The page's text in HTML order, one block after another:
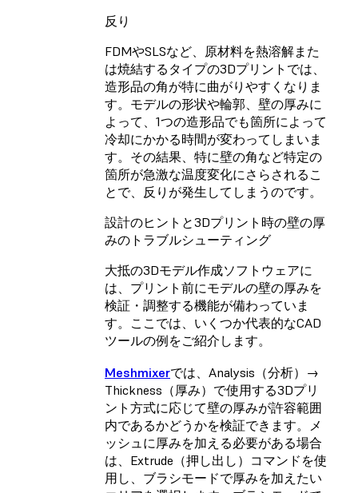
反り
FDMやSLSなど、原材料を熱溶解また
は焼結するタイプの3Dプリントでは、
造形品の角が特に曲がりやすくなりま
す。モデルの形状や輪郭、壁の厚みに
よって、1つの造形品でも箇所によって
冷却にかかる時間が変わってしまいま
す。その結果、特に壁の角など特定の
箇所が急激な温度変化にさらされるこ
とで、反りが発生してしまうのです。
設計のヒントと3Dプリント時の壁の厚
みのトラブルシューティング
大抵の3Dモデル作成ソフトウェアに
は、プリント前にモデルの壁の厚みを
検証・調整する機能が備わっていま
す。ここでは、いくつか代表的なCAD
ツールの例をご紹介します。
Meshmixerでは、Analysis（分析）→
Thickness（厚み）で使用する3Dプリ
ント方式に応じて壁の厚みが許容範囲
内であるかどうかを検証できます。メ
ッシュに厚みを加える必要がある場合
は、Extrude（押し出し）コマンドを使
用し、ブラシモードで厚みを加えたい